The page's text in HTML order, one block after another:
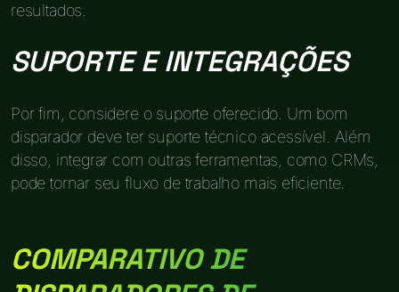
resultados.
SUPORTE E INTEGRAÇÕES
Por fim, considere o suporte oferecido. Um bom
disparador deve ter suporte técnico acessível. Além
disso, integrar com outras ferramentas, como CRMs,
pode tornar seu fluxo de trabalho mais eficiente.
COMPARATIVO DE